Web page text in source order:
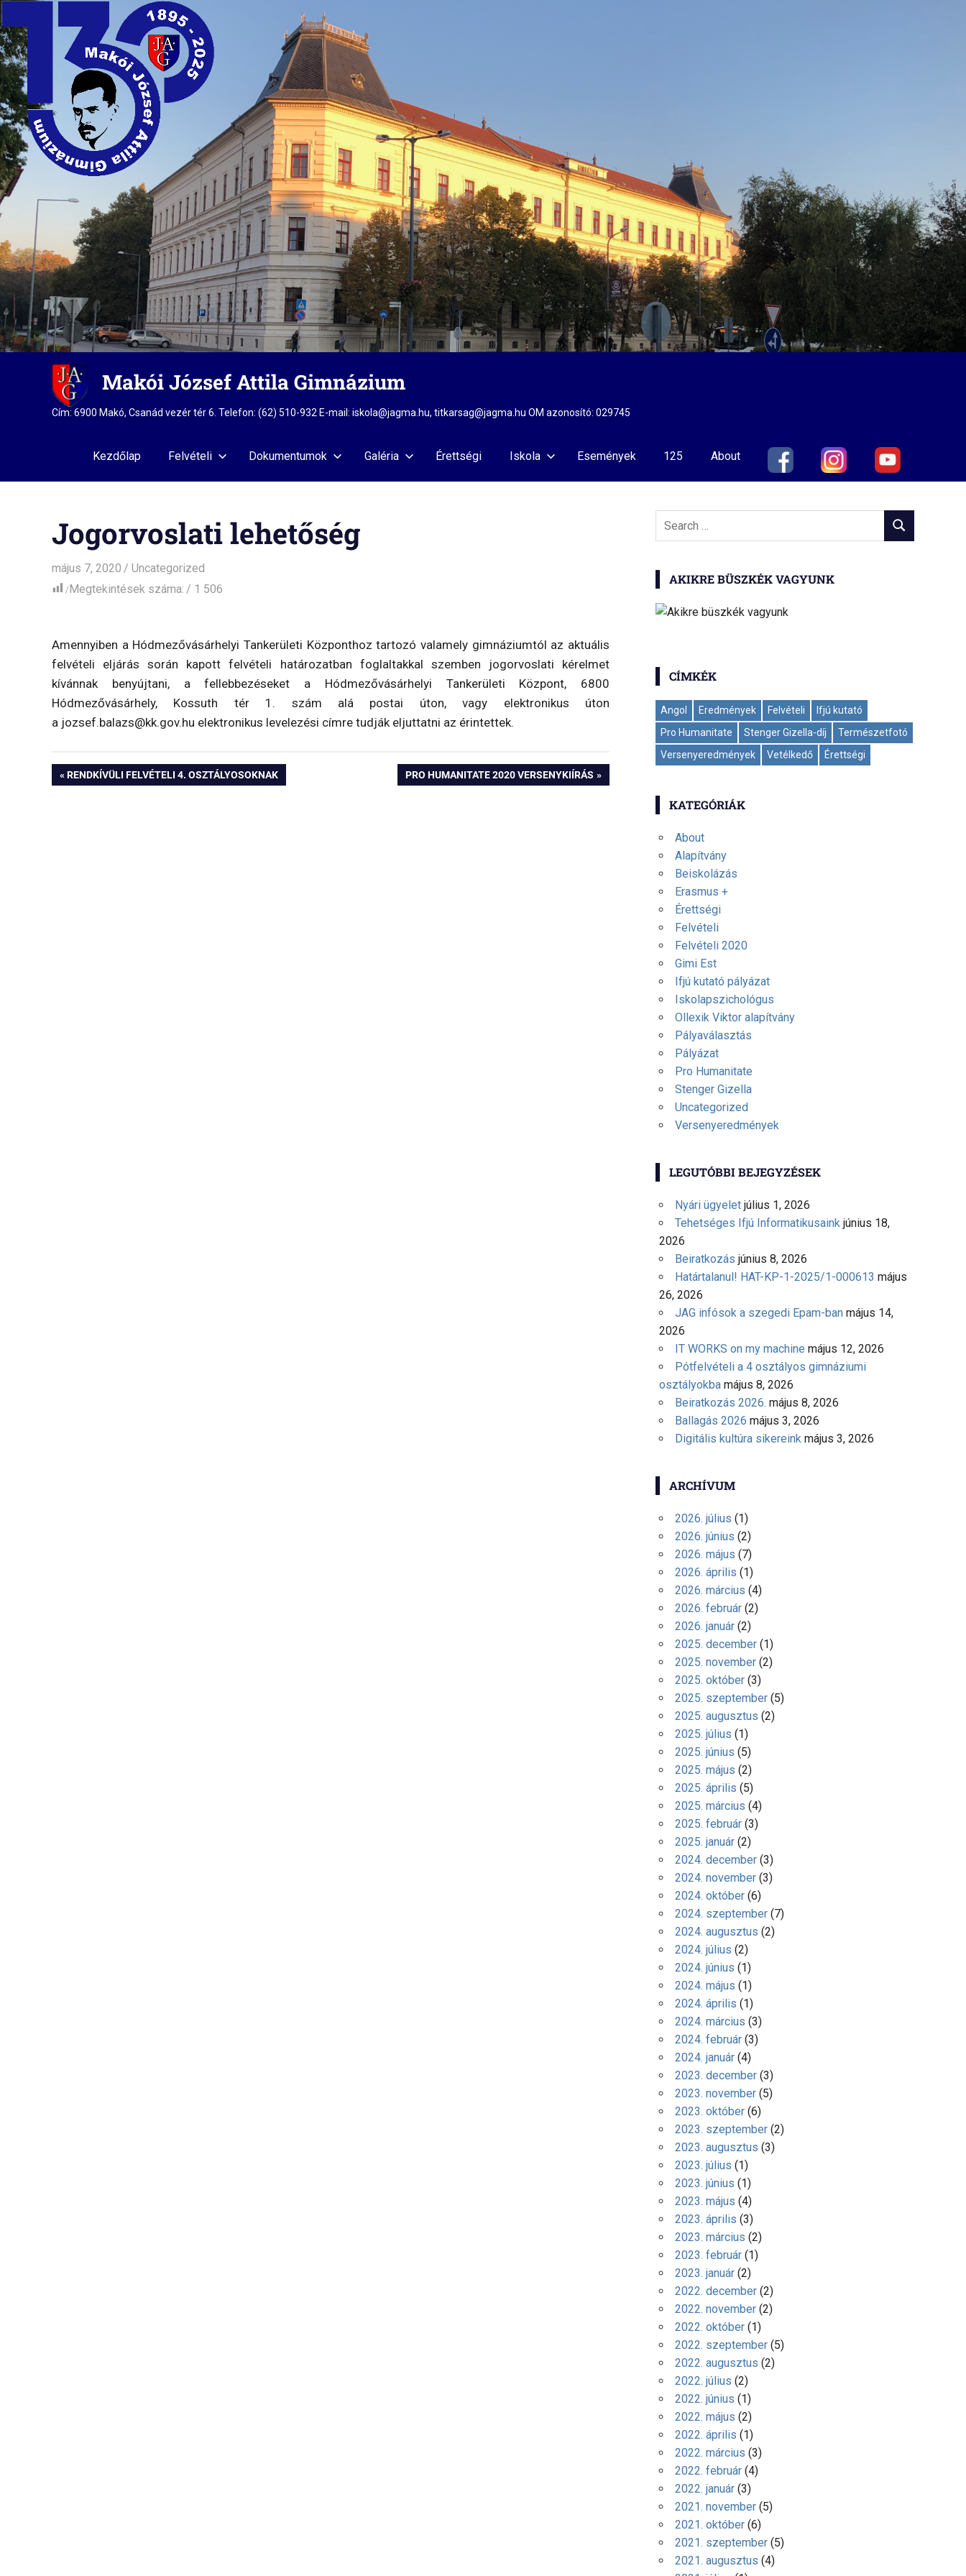
Makói József Attila Gimnázium
Cím: 6900 Makó, Csanád vezér tér 6. Telefon: (62) 510-932 E-mail: iskola@jagma.hu, titkarsag@jagma.hu OM azonosító: 029745
Kezdőlap Felvételi Dokumentumok Galéria Érettségi Iskola Események 125 About
Jogorvoslati lehetőség
május 7, 2020 admin
Uncategorized
Megtekintések száma:
1 506
Amennyiben a Hódmezővásárhelyi Tankerületi Központhoz tartozó valamely gimnáziumtól az aktuális
felvételi eljárás során kapott felvételi határozatban foglaltakkal szemben jogorvoslati kérelmet
kívánnak benyújtani, a fellebbezéseket a Hódmezővásárhelyi Tankerületi Központ, 6800
Hódmezővásárhely, Kossuth tér 1. szám alá postai úton, vagy elektronikus úton
a jozsef.balazs@kk.gov.hu elektronikus levelezési címre tudják eljuttatni az érintettek.
Bejegyzés
PREVIOUS
RENDKÍVÜLI FELVÉTELI 4. OSZTÁLYOSOKNAK
NEXT
PRO HUMANITATE 2020 VERSENYKIÍRÁS
Search
SEARCH
AKIKRE BÜSZKÉK VAGYUNK
CÍMKÉK
Angol Eredmények Felvételi
Ifjú kutató
Pro Humanitate
Stenger Gizella-díj
Természetfotó
Versenyeredmények
Vetélkedő Érettségi
KATEGÓRIÁK
About
Alapítvány
Beiskolázás
Erasmus +
Érettségi
Felvételi
Felvételi 2020
Gimi Est
Ifjú kutató pályázat
Iskolapszichológus
Ollexik Viktor alapítvány
Pályaválasztás
Pályázat
Pro Humanitate
Stenger Gizella
Uncategorized
Versenyeredmények
LEGUTÓBBI BEJEGYZÉSEK
Nyári ügyelet július 1, 2026
Tehetséges Ifjú Informatikusaink június 18,
2026
Beiratkozás június 8, 2026
Határtalanul! HAT-KP-1-2025/1-000613 május
26, 2026
JAG infósok a szegedi Epam-ban május 14,
2026
IT WORKS on my machine május 12, 2026
Pótfelvételi a 4 osztályos gimnáziumi
osztályokba május 8, 2026
Beiratkozás 2026. május 8, 2026
Ballagás 2026 május 3, 2026
Digitális kultúra sikereink május 3, 2026
ARCHÍVUM
2026. július (1)
2026. június (2)
2026. május (7)
2026. április (1)
2026. március (4)
2026. február(2)
2026. január(2)
2025. december(1)
2025. november(2)
2025. október(3)
2025. szeptember(5)
2025. augusztus (2)
2025. július (1)
2025. június (5)
2025. május (2)
2025. április (5)
2025. március (4)
2025. február(3)
2025. január(2)
2024. december(3)
2024. november(3)
2024. október(6)
2024. szeptember(7)
2024. augusztus (2)
2024. július (2)
2024. június (1)
2024. május (1)
2024. április (1)
2024. március (3)
2024. február(3)
2024. január(4)
2023. december(3)
2023. november(5)
2023. október(6)
2023. szeptember(2)
2023. augusztus (3)
2023. július (1)
2023. június (1)
2023. május (4)
2023. április (3)
2023. március (2)
2023. február(1)
2023. január(2)
2022. december(2)
2022. november(2)
2022. október(1)
2022. szeptember(5)
2022. augusztus (2)
2022. július (2)
2022. június (1)
2022. május (2)
2022. április (1)
2022. március (3)
2022. február(4)
2022. január(3)
2021. november(5)
2021. október(6)
2021. szeptember(5)
2021. augusztus (4)